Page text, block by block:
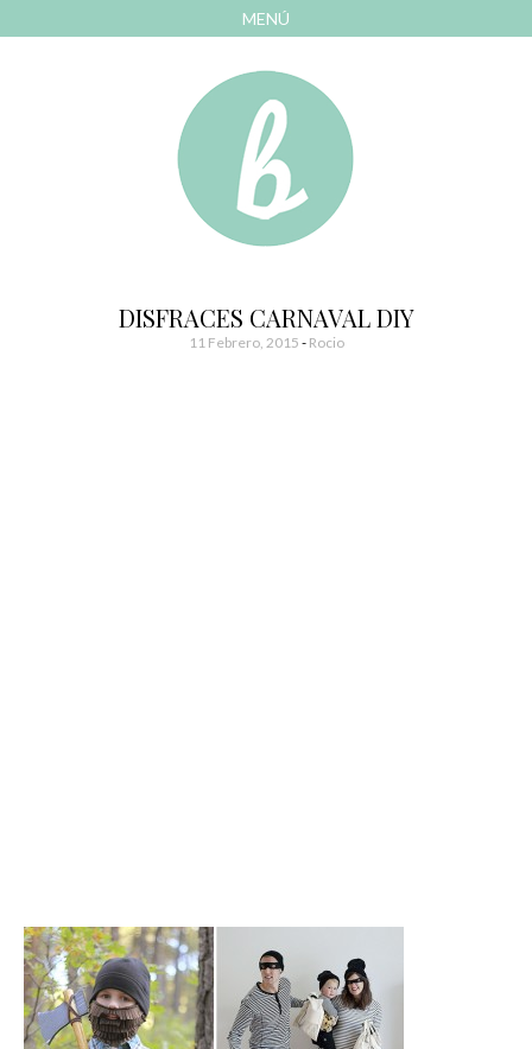
MENÚ
Bonitismos
DISFRACES CARNAVAL DIY
11 Febrero, 2015 - Rocio